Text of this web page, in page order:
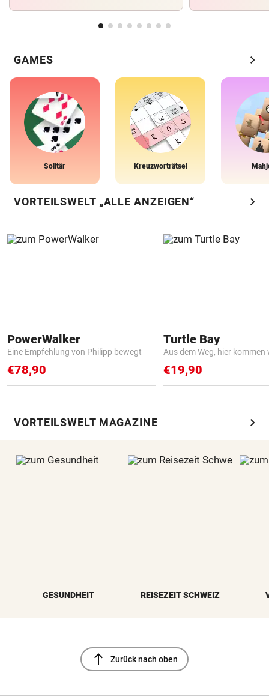
GAMES chevron_right
Solitär Kreuzworträtsel
VORTEILSWELT „ALLE ANZEIGEN“ chevron_right
PowerWalker
Eine Empfehlung von Philipp bewegt
€78,90
Turtle Bay
Aus dem Weg, hier kommen
€19,90
VORTEILSWELT MAGAZINE chevron_right
GESUNDHEIT REISEZEIT SCHWEIZ
north Zurück nach oben